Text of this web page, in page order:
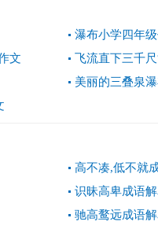
瀑布小学四年
文
飞流直下三千
美丽的三叠泉
高不凑,低不就
识昧高卑成语
驰高鹜远成语